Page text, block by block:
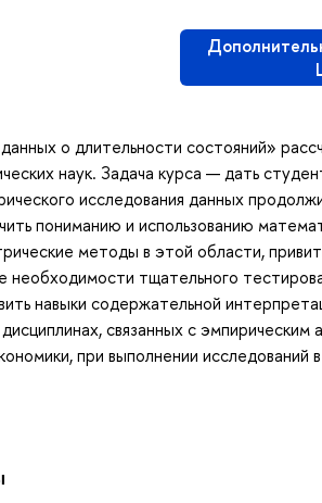
о длительности состояний»
наук. Задача курса — дать
исследования данных
пониманию и использованию
методы в этой области,
необходимости тщательного
навыки содержательной
связанных с
при выполнении исследований